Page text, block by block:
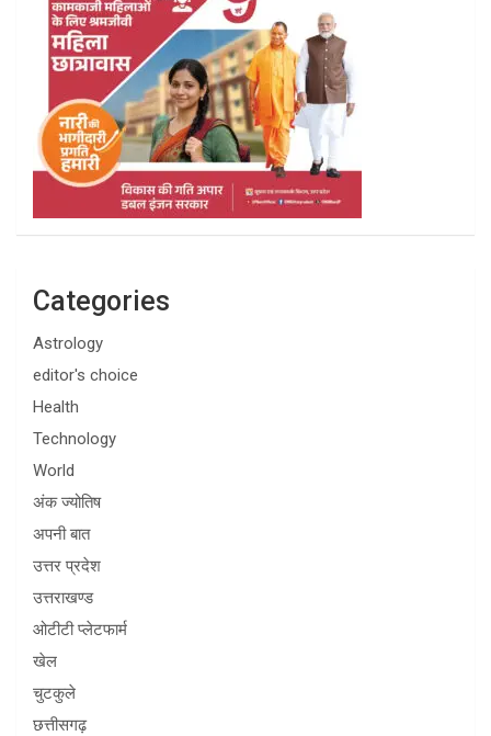
Categories
Astrology
editor's choice
Health
Technology
World
अंक ज्योतिष
अपनी बात
उत्तर प्रदेश
उत्तराखण्ड
ओटीटी प्लेटफार्म
खेल
चुटकुले
छत्तीसगढ़